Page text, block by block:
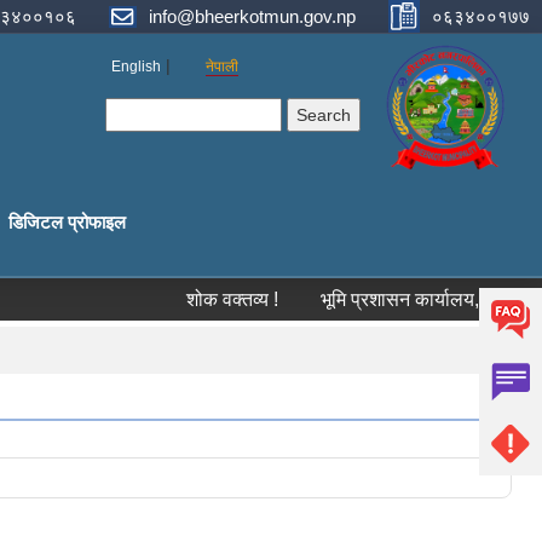
info@bheerkotmun.gov.np ०६३४००१७७
English नेपाली
डिजिटल प्रोफाइल
शोक वक्तव्य ! भूमि प्रशासन कार्यालय, स्याङ्जाको